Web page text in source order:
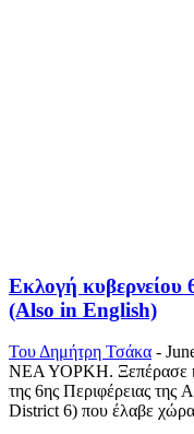
Εκλογή κυβερνείου
(Also in English)
Του Δημήτρη Τσάκα -
ΝΕΑ ΥΟΡΚΗ. Ξεπέρασε
της 6ης Περιφέρειας
District 6) που έλαβε